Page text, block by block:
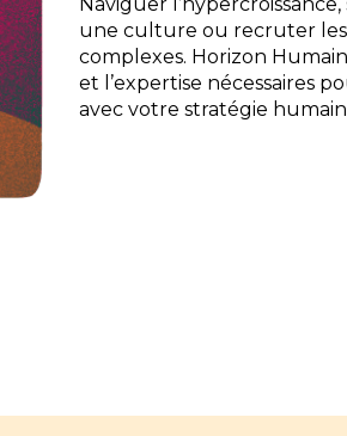
une culture ou recruter
complexes. Horizon
et l’expertise nécessaires
avec votre stratégie